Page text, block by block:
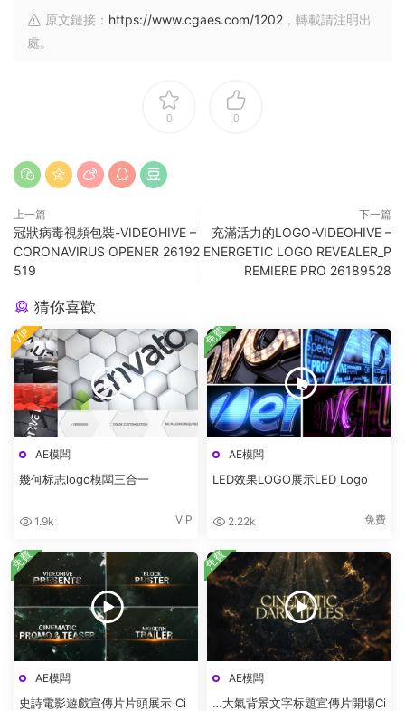
原文鏈接： https://www.cgaes.com/1202 ，轉載請注明出
處。
0 0
上一篇
冠狀病毒視頻包裝-VIDEOHIVE –
CORONAVIRUS OPENER 26192
519
下一篇
充滿活力的LOGO-VIDEOHIVE –
ENERGETIC LOGO REVEALER_P
REMIERE PRO 26189528
猜你喜歡
AE模闆
幾何标志logo模闆三合一
1.9k VIP
VIP
AE模闆
LED效果LOGO展示LED Logo
2.22k 免費
免費
AE模闆
史詩電影遊戲宣傳片片頭展示 Ci
免費
AE模闆
…大氣背景文字标題宣傳片開場Ci
免費